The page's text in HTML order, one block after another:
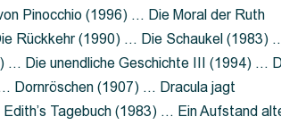
Pinocchio (1996) … Die Moral der Ruth
Rückkehr (1990) … Die Schaukel (1983)
… Die unendliche Geschichte III (1994) …
Dornröschen (1907) … Dracula jagt
Tagebuch (1983) … Ein Aufstand